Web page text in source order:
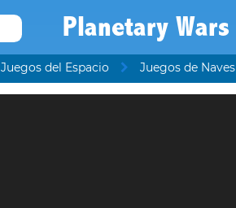
Planetary Wars
Juegos del Espacio Juegos de Naves